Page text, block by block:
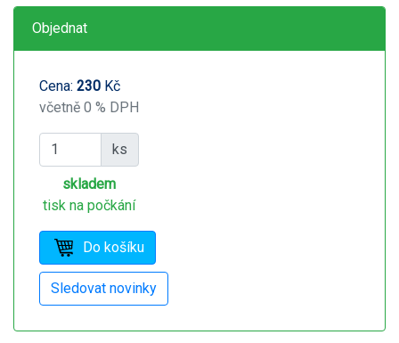
Objednat
Cena: 230 Kč
včetně 0 % DPH
ks
skladem
tisk na počkání